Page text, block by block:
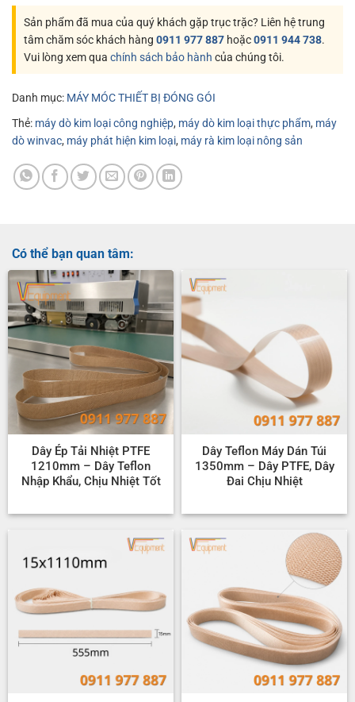
Sản phẩm đã mua của quý khách gặp trục trặc? Liên hệ trung
tâm chăm sóc khách hàng 0911 977 887 hoặc0911 944 738.
Vui lòng xem qua chính sách bảo hành của chúng tôi.
Danh mục: MÁY MÓC THIẾT BỊ ĐÓNG GÓI
Thẻ: máy dò kim loại công nghiệp, máy dò kim loại thực phẩm, máy
dò winvac, máy phát hiện kim loại, máy rà kim loại nông sản
Có thể bạn quan tâm:
Dây Ép Tải Nhiệt PTFE
1210mm – Dây Teflon
Nhập Khẩu, Chịu Nhiệt Tốt
Dây Teflon Máy Dán Túi
1350mm – Dây PTFE, Dây
Đai Chịu Nhiệt